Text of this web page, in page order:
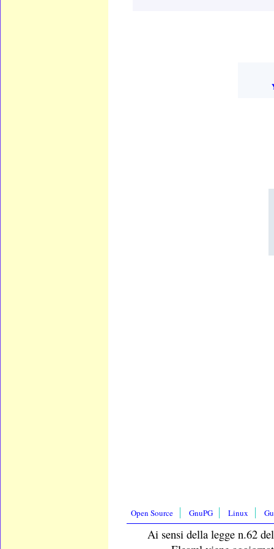
Open Source GnuPG Linux
Ai sensi della legge n.62